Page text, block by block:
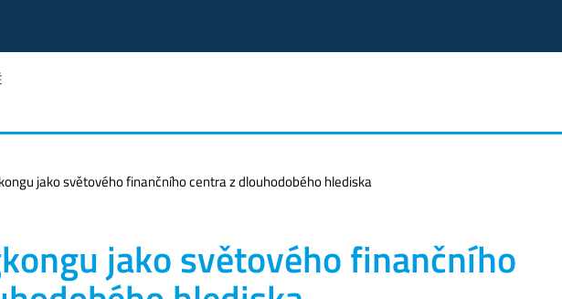
jako světového finančního centra z dlouhodobého hlediska
jako světového finančního